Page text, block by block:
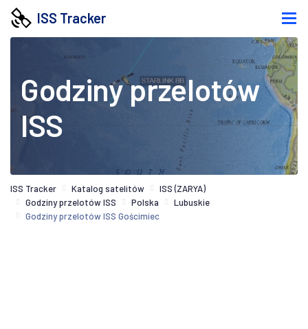
ISS Tracker
Godziny przelotów
ISS
ISS Tracker Katalog satelitów
ISS (ZARYA)
Godziny przelotów ISS
Polska
Lubuskie
Godziny przelotów ISS Gościmiec